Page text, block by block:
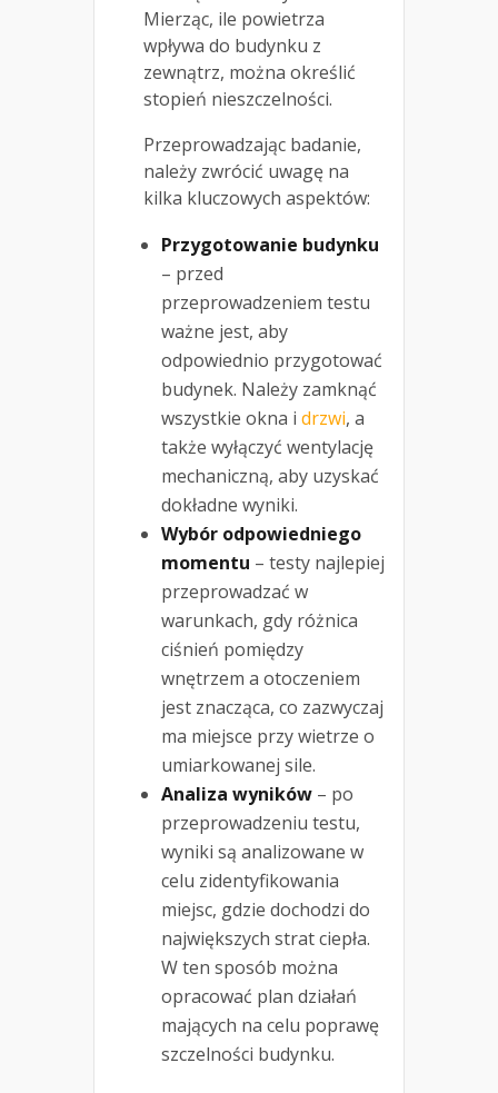
Mierząc, ile powietrza
wpływa do budynku z
zewnątrz, można określić
stopień nieszczelności.
Przeprowadzając badanie,
należy zwrócić uwagę na
kilka kluczowych aspektów:
Przygotowanie budynku
– przed
przeprowadzeniem testu
ważne jest, aby
odpowiednio przygotować
budynek. Należy zamknąć
wszystkie okna i drzwi, a
także wyłączyć wentylację
mechaniczną, aby uzyskać
dokładne wyniki.
Wybór odpowiedniego
momentu – testy najlepiej
przeprowadzać w
warunkach, gdy różnica
ciśnień pomiędzy
wnętrzem a otoczeniem
jest znacząca, co zazwyczaj
ma miejsce przy wietrze o
umiarkowanej sile.
Analiza wyników – po
przeprowadzeniu testu,
wyniki są analizowane w
celu zidentyfikowania
miejsc, gdzie dochodzi do
największych strat ciepła.
W ten sposób można
opracować plan działań
mających na celu poprawę
szczelności budynku.